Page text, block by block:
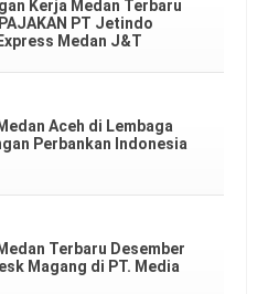
Kerja Medan Terbaru
PT Jetindo
Medan J&T
Aceh di Lembaga
Perbankan Indonesia
Terbaru Desember
Magang di PT. Media